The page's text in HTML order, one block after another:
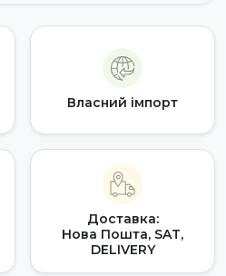
Власний імпорт
Доставка:
Нова Пошта, SAT,
DELIVERY